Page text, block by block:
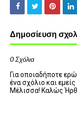
Δημοσίευση
0 Σχόλια
Για οποιαδήποτε
ένα σχόλιο και
Μέλισσα! Καλώς